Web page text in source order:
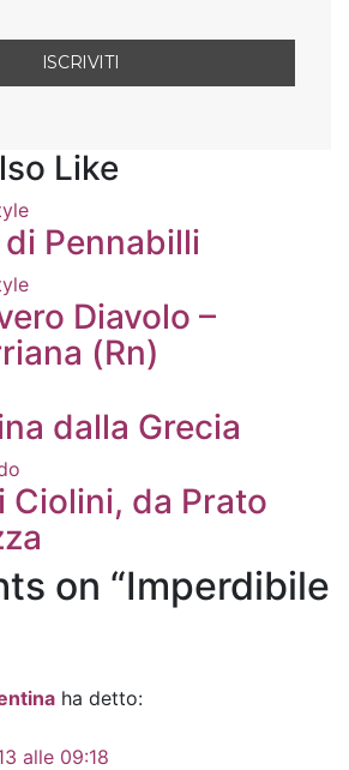
Like
Pennabilli
Diavolo –
(Rn)
dalla Grecia
Ciolini, da Prato
on “Imperdibile
ha detto:
alle 09:18